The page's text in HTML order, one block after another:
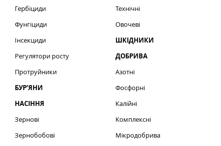
Гербіциди
Фунгіциди
Інсекциди
Регулятори росту
Протруйники
БУР’ЯНИ
НАСІННЯ
Зернові
Зернобобові
Технічні
Овочеві
ШКІДНИКИ
ДОБРИВА
Азотні
Фосфорні
Калійні
Комплексні
Мікродобрива